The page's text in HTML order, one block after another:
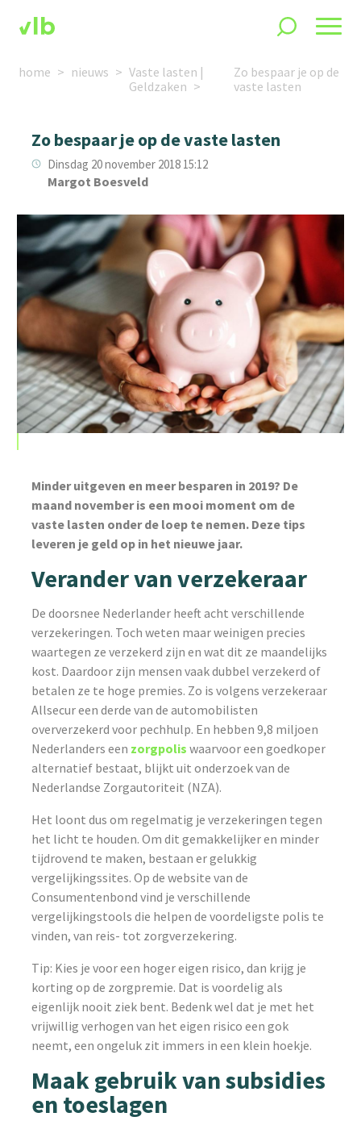
home nieuws
Vaste lasten |
Geldzaken
Zo bespaar je op de
vaste lasten
Zo bespaar je op de vaste lasten
Dinsdag 20 november 2018 15:12
Margot Boesveld
Minder uitgeven en meer besparen in 2019? De
maand november is een mooi moment om de
vaste lasten onder de loep te nemen. Deze tips
leveren je geld op in het nieuwe jaar.
Verander van verzekeraar
De doorsnee Nederlander heeft acht verschillende
verzekeringen. Toch weten maar weinigen precies
waartegen ze verzekerd zijn en wat dit ze maandelijks
kost. Daardoor zijn mensen vaak dubbel verzekerd of
betalen ze te hoge premies. Zo is volgens verzekeraar
Allsecur een derde van de automobilisten
oververzekerd voor pechhulp. En hebben 9,8 miljoen
Nederlanders een zorgpolis waarvoor een goedkoper
alternatief bestaat, blijkt uit onderzoek van de
Nederlandse Zorgautoriteit (NZA).
Het loont dus om regelmatig je verzekeringen tegen
het licht te houden. Om dit gemakkelijker en minder
tijdrovend te maken, bestaan er gelukkig
vergelijkingssites. Op de website van de
Consumentenbond vind je verschillende
vergelijkingstools die helpen de voordeligste polis te
vinden, van reis- tot zorgverzekering.
Tip: Kies je voor een hoger eigen risico, dan krijg je
korting op de zorgpremie. Dat is voordelig als
eigenlijk nooit ziek bent. Bedenk wel dat je met het
vrijwillig verhogen van het eigen risico een gok
neemt, een ongeluk zit immers in een klein hoekje.
Maak gebruik van subsidies
en toeslagen